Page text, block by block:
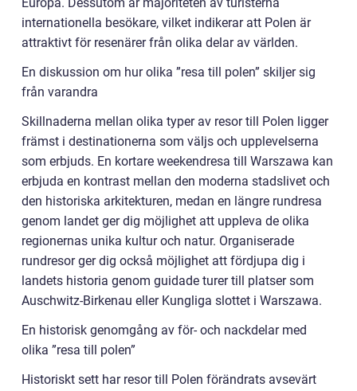
internationella besökare, vilket indikerar att Polen är
attraktivt för resenärer från olika delar av världen.
En diskussion om hur olika ”resa till polen” skiljer sig
från varandra
Skillnaderna mellan olika typer av resor till Polen ligger
främst i destinationerna som väljs och upplevelserna
som erbjuds. En kortare weekendresa till Warszawa kan
erbjuda en kontrast mellan den moderna stadslivet och
den historiska arkitekturen, medan en längre rundresa
genom landet ger dig möjlighet att uppleva de olika
regionernas unika kultur och natur. Organiserade
rundresor ger dig också möjlighet att fördjupa dig i
landets historia genom guidade turer till platser som
Auschwitz-Birkenau eller Kungliga slottet i Warszawa.
En historisk genomgång av för- och nackdelar med
olika ”resa till polen”
Historiskt sett har resor till Polen förändrats avsevärt